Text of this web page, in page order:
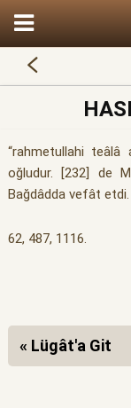
“rahmetullahi teâlâ
oğludur. [232] de
Bağdâdda vefât etdi.
62, 487, 1116.
« Lügât'a Git